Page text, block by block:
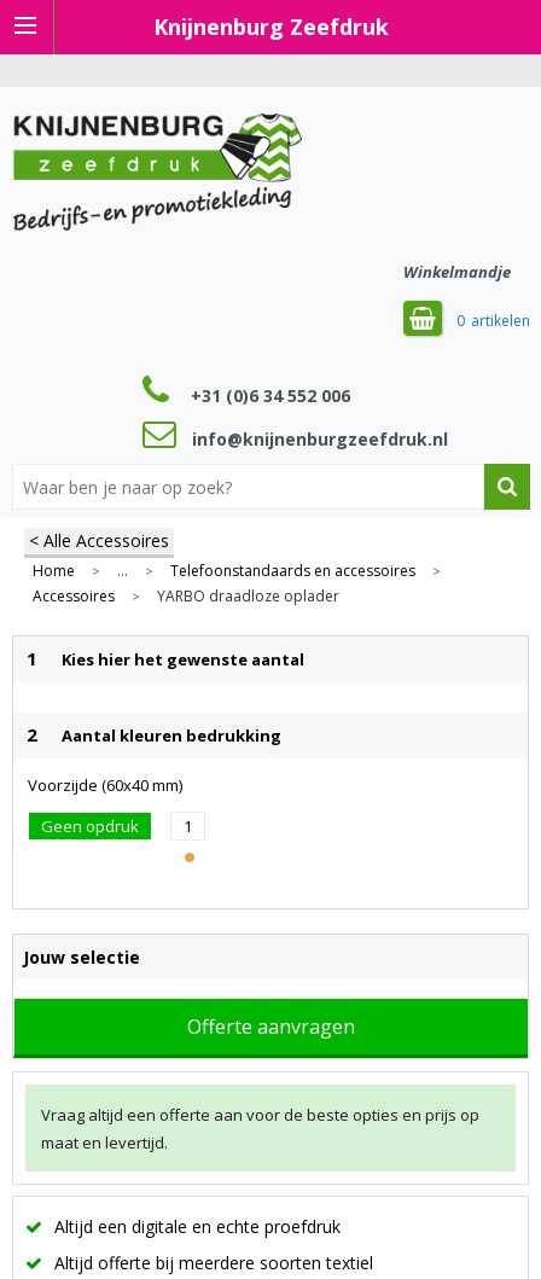
Knijnenburg Zeefdruk
Winkelmandje
0
+31 (0)6 34 552 006
info@knijnenburgzeefdruk.nl
< Alle Accessoires
Home > ... > Telefoonstandaards en accessoires >
Accessoires > YARBO draadloze oplader
1 Kies hier het gewenste aantal
2 Aantal kleuren bedrukking
Voorzijde (60x40 mm)
Geen opdruk
1
Jouw selectie
Offerte aanvragen
Vraag altijd een offerte aan voor de beste opties en prijs op
maat en levertijd.
Altijd een digitale en echte proefdruk
Altijd offerte bij meerdere soorten textiel